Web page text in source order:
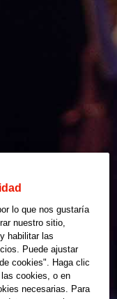
lo que nos gustaría
nuestro sitio,
habilitar las
Puede ajustar
cookies". Haga clic
cookies, o en
necesarias. Para